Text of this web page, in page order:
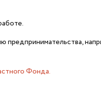
предпринимательства,
Фонда.